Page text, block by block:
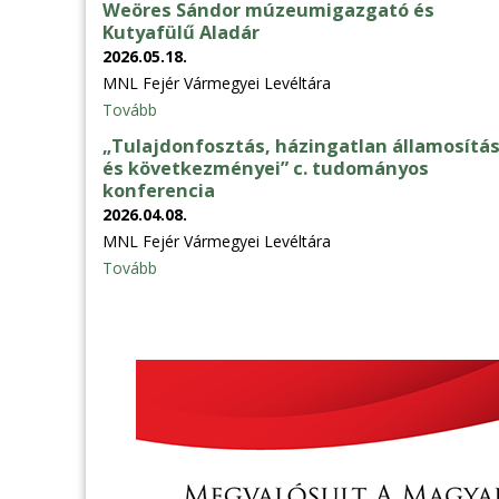
Weöres Sándor múzeumigazgató és
Kutyafülű Aladár
2026.05.18.
MNL Fejér Vármegyei Levéltára
Tovább
„Tulajdonfosztás, házingatlan államosítás
és következményei” c. tudományos
konferencia
2026.04.08.
MNL Fejér Vármegyei Levéltára
Tovább